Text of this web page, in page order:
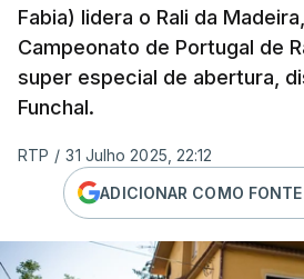
Fabia) lidera o Rali da
Campeonato de Portugal de
super especial de abertura,
Funchal.
RTP / 31 Julho 2025, 22:12
ADICIONAR COMO